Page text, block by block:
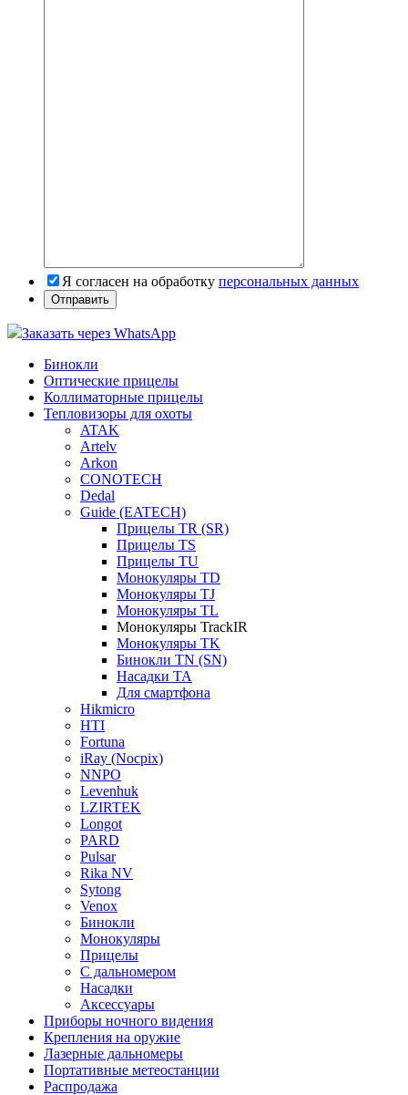
Я согласен на обработку персональных данных
Заказать через WhatsApp
Бинокли
Оптические прицелы
Коллиматорные прицелы
Тепловизоры для охоты
ATAK
Artelv
Arkon
CONOTECH
Dedal
Guide (EATECH)
Прицелы TR (SR)
Прицелы TS
Прицелы TU
Монокуляры TD
Монокуляры TJ
Монокуляры TL
Монокуляры TrackIR
Монокуляры TK
Бинокли TN (SN)
Насадки TA
Для смартфона
Hikmicro
HTI
Fortuna
iRay (Nocpix)
NNPO
Levenhuk
LZIRTEK
Longot
PARD
Pulsar
Rika NV
Sytong
Venox
Бинокли
Монокуляры
Прицелы
С дальномером
Насадки
Аксессуары
Приборы ночного видения
Крепления на оружие
Лазерные дальномеры
Портативные метеостанции
Распродажа